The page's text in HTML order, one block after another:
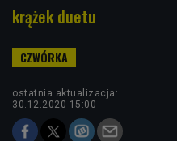
krążek duetu
ostatnia aktualizacja:
30.12.2020 15:00